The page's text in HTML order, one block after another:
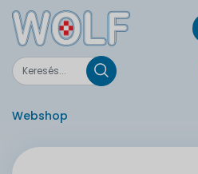
Webshop